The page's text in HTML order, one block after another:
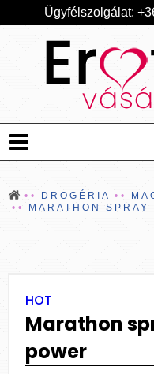
Ügyfélszolgálat:
DROGÉRIA
MARATHON
HOT
Marathon
power